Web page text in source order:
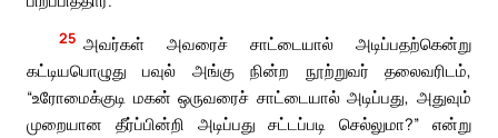
25 அவர்கள் அவரைச் சாட்டையால் அடிப்பதற்கென்று
கட்டியபொழுது பவுல் அங்கு நின்ற நூற்றுவர் தலைவரிடம்,
“உரோமைக்குடி மகன் ஒருவரைச் சாட்டையால் அடிப்பது, அதுவும்
முறையான தீர்ப்பின்றி அடிப்பது சட்டப்படி செல்லுமா?” என்று